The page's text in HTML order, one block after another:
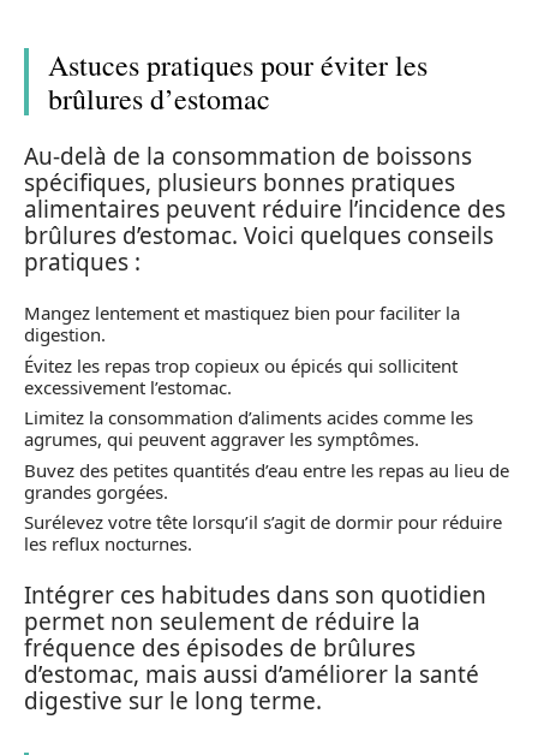
Astuces pratiques pour éviter les
brûlures d’estomac
Au-delà de la consommation de boissons
spécifiques, plusieurs bonnes pratiques
alimentaires peuvent réduire l’incidence des
brûlures d’estomac. Voici quelques conseils
pratiques :
Mangez lentement et mastiquez bien pour faciliter la
digestion.
Évitez les repas trop copieux ou épicés qui sollicitent
excessivement l’estomac.
Limitez la consommation d’aliments acides comme les
agrumes, qui peuvent aggraver les symptômes.
Buvez des petites quantités d’eau entre les repas au lieu de
grandes gorgées.
Surélevez votre tête lorsqu’il s’agit de dormir pour réduire
les reflux nocturnes.
Intégrer ces habitudes dans son quotidien
permet non seulement de réduire la
fréquence des épisodes de brûlures
d’estomac, mais aussi d’améliorer la santé
digestive sur le long terme.